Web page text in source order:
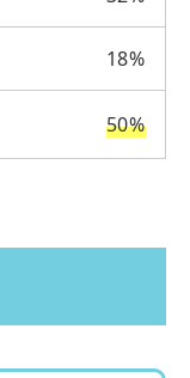
18%
50%